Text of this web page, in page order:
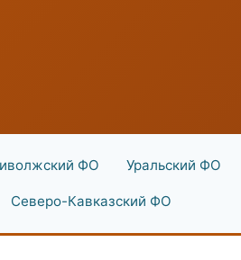
ФО Уральский ФО
Северо-Кавказский ФО